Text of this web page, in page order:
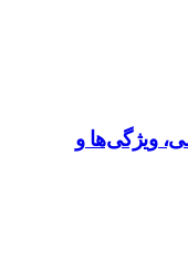
سری 9200: بررسی، ویژگی‌ها و